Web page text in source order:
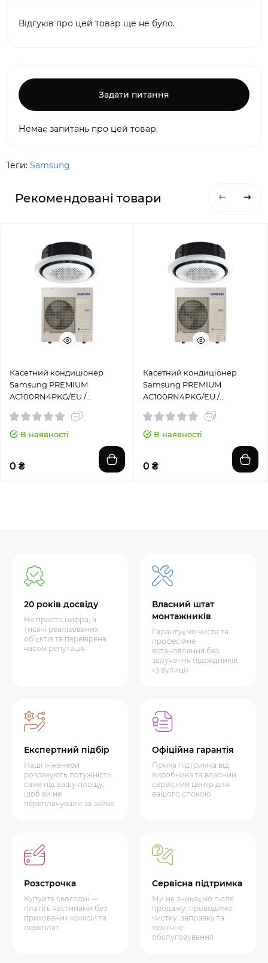
Відгуків про цей товар ще не було.
Задати питання
Немає запитань про цей товар.
Теги: Samsung
Рекомендовані товари
Касетний кондиціонер
Samsung PREMIUM
AC100RN4PKG/EU /
В наявності
0 ₴
Касетний кондиціонер
Samsung PREMIUM
AC100RN4PKG/EU /
В наявності
0 ₴
20 років досвіду
Не просто цифра, а
тисячі реалізованих
об’єктів та перевірена
часом репутація.
Власний штат
монтажників
Гарантуємо чисте та
професійне
встановлення без
залучення підрядників
«з вулиці»
Експертний підбір
Наші інженери
розрахують потужність
саме під вашу площу,
щоб ви не
переплачували за зайве.
Офіційна гарантія
Пряма підтримка від
виробника та власний
сервісний центр для
вашого спокою.
Розстрочка
Купуйте сьогодні —
платіть частинами без
прихованих комісій та
переплат.
Сервісна підтримка
Ми не зникаємо після
продажу: проводимо
чистку, заправку та
технічне
обслуговування